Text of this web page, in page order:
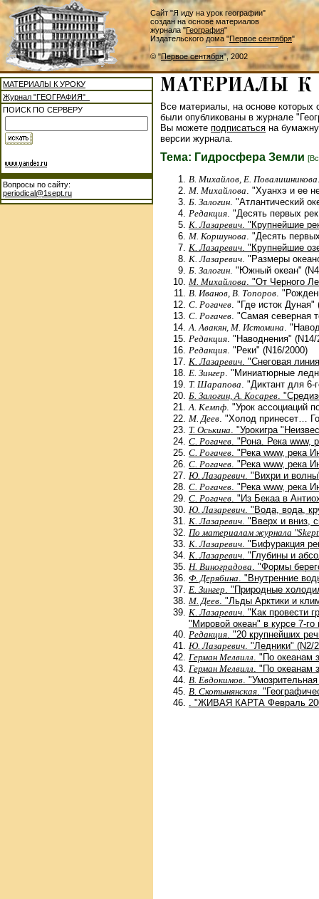
Сайт "Я иду на урок географии"
создан на основе материалов
журнала "География"
Издательского дома "Первое сентября"
© "Первое сентября", 2002
МАТЕРИАЛЫ К УРОКУ
Журнал "ГЕОГРАФИЯ"
ПОИСК ПО СЕРВЕРУ
Вопросы по сайту:
periodical@1sept.ru
Все материалы, на основе которых
были опубликованы в журнале
Вы можете подписаться на
версии журнала.
Тема: Гидросфера Земли
В. Михайлов, Е. Повалишникова
М. Михайлова . "Хуанхэ и ее
Б. Залогин . "Атлантический
Редакция . "Десять первых
К. Лазаревич . "Крупнейшие
М. Коршунова . "Десять
К. Лазаревич . "Крупнейшие
К. Лазаревич . "Размеры
Б. Залогин . "Южный океан"
М. Михайлова . "От Черного
В. Иванов, В. Топоров .
С. Рогачев . "Где исток Дуная"
С. Рогачев . "Самая северная
А. Авакян, М. Истомина .
Редакция . "Наводнения"
Редакция . "Реки" (N16/2000)
К. Лазаревич . "Снеговая
Е. Зингер . "Миниатюрные
T. Шарапова . "Диктант для
Б. Залогин, А. Косарев .
А. Кемпф . "Урок ассоциаций
М. Деев . "Холод принесет…
Т. Оськина . "Урокигра
С. Рогачев . "Рона. Река www,
С. Рогачев . "Река www, река
С. Рогачев . "Река www, река
Ю. Лазаревич . "Вихри и
С. Рогачев . "Река www, река
С. Рогачев . "Из Бекаа в
Ю. Лазаревич . "Вода, вода,
К. Лазаревич . "Вверх и вниз,
По материалам журнала
К. Лазаревич . "Бифуракция
К. Лазаревич . "Глубины и
Н. Виноградова . "Формы
Ф. Дерябина . "Внутренние
Е. Зингер . "Природные
М. Деев . "Льды Арктики и
К. Лазаревич . "Как провести
"Мировой океан" в курсе 7-го
Редакция . "20 крупнейших
Ю. Лазаревич . "Ледники" (N2/
Герман Мелвилл . "По
Герман Мелвилл . "По
В. Евдокимов .
В. Скотынянская .
. "ЖИВАЯ КАРТА Февраль